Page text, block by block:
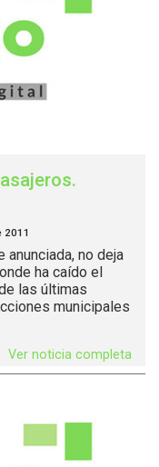
.
2011
anunciada, no deja
ha caído el
las últimas
municipales
Ver noticia completa